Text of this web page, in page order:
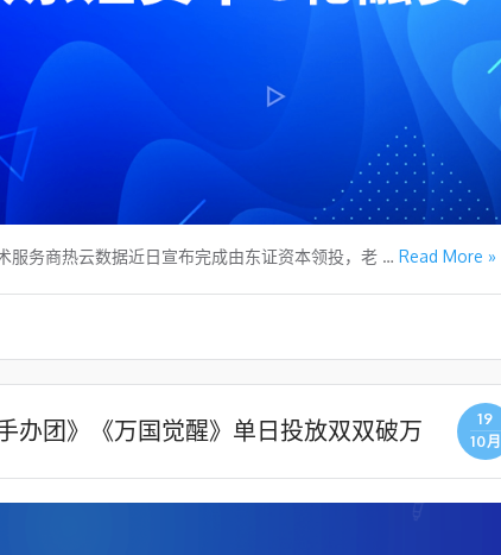
服务商热云数据近日宣布完成由东证资本领投，老 … Read More »
办团》《万国觉醒》单日投放双双破万
19
10月